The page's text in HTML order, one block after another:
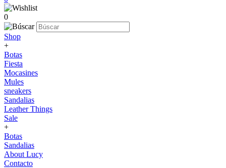
0
Shop
+
Botas
Fiesta
Mocasines
Mules
sneakers
Sandalias
Leather Things
Sale
+
Botas
Sandalias
About Lucy
Contacto